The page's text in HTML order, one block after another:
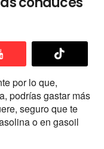
por lo que,
podrías gastar más
seguro que te
o en gasoil